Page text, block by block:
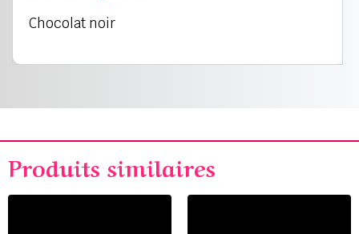
Chocolat noir
Produits similaires